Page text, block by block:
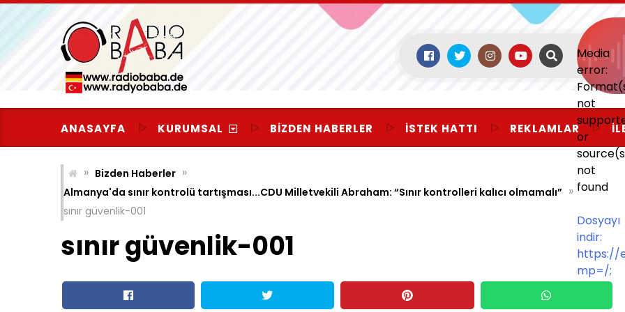
Skip
content
Media
error:
not
or
not
found
Dosyayı
indir:
https://
mp=/;
ANASAYFA KURUMSAL BIZDEN HABERLER İSTEK HATTI REKLAMLAR
» Bizden Haberler »
Almanya'da sınır kontrolü tartışması...CDU Milletvekili Abraham: “Sınır kontrolleri kalıcı olmamalı” »
sınır güvenlik-001
sınır güvenlik-001